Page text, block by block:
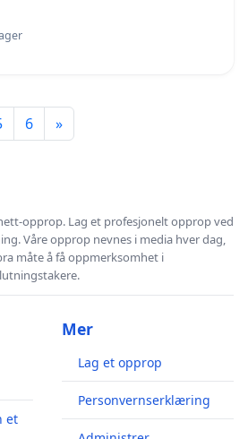
6 »
opprop. Lag et profesjonelt opprop ved
Våre opprop nevnes i media hver dag,
måte å få oppmerksomhet i
et
Mer
Lag et opprop
Personvernserklæring